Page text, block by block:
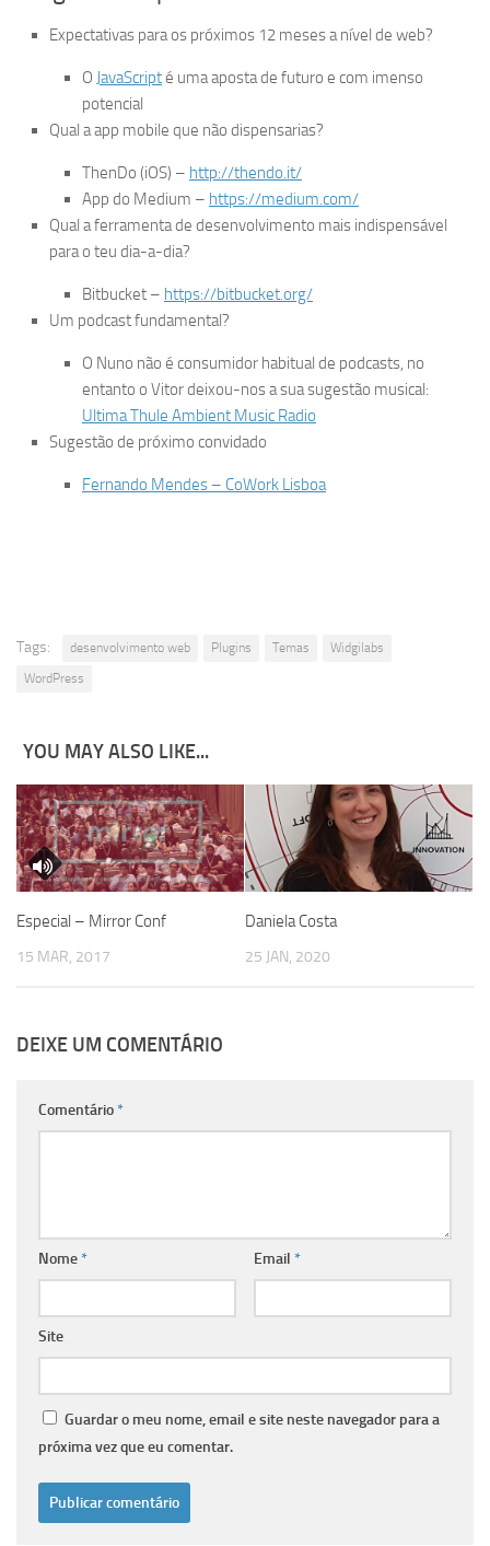
Expectativas para os próximos 12 meses a nível de web?
O JavaScripté uma aposta de futuro e com imenso
potencial
Qual a app mobile que não dispensarias?
ThenDo (iOS) – http://thendo.it/
App do Medium – https://medium.com/
Qual a ferramenta de desenvolvimento mais indispensável
para o teu dia-a-dia?
Bitbucket – https://bitbucket.org/
Um podcast fundamental?
O Nuno não é consumidor habitual de podcasts, no
entanto o Vitor deixou-nos a sua sugestão musical:
Ultima Thule Ambient Music Radio
Sugestão de próximo convidado
Fernando Mendes – CoWork Lisboa
Tags: desenvolvimento web Plugins Temas
Widgilabs
WordPress
YOU MAY ALSO LIKE...
Especial – Mirror Conf
15 MAR, 2017
Daniela Costa
25 JAN, 2020
DEIXE UM COMENTÁRIO
Comentário*
Nome* Email *
Site
Guardar o meu nome, email e site neste navegador para a
próxima vez que eu comentar.